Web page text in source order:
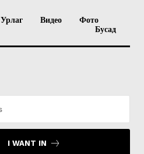
Урлаг Видео
Фото
Бусад
I WANT IN